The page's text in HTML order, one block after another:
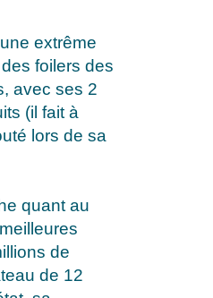
extrême
foilers des
avec ses 2
(il fait à
lors de sa
quant au
de
de 12